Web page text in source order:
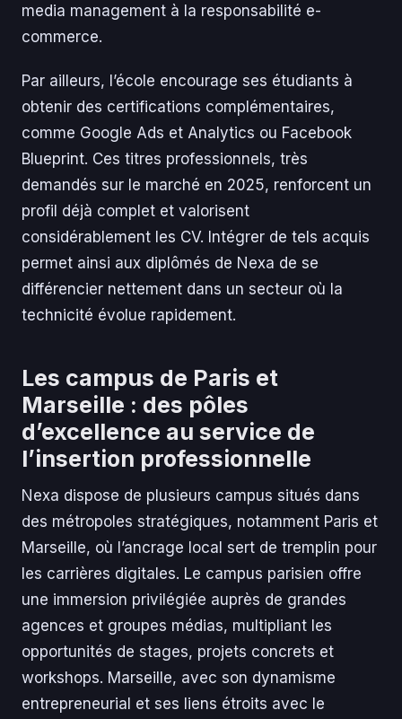
media management à la responsabilité e-
commerce.
Par ailleurs, l’école encourage ses étudiants à
obtenir des certifications complémentaires,
comme Google Ads et Analytics ou Facebook
Blueprint. Ces titres professionnels, très
demandés sur le marché en 2025, renforcent un
profil déjà complet et valorisent
considérablement les CV. Intégrer de tels acquis
permet ainsi aux diplômés de Nexa de se
différencier nettement dans un secteur où la
technicité évolue rapidement.
Les campus de Paris et
Marseille : des pôles
d’excellence au service de
l’insertion professionnelle
Nexa dispose de plusieurs campus situés dans
des métropoles stratégiques, notamment Paris et
Marseille, où l’ancrage local sert de tremplin pour
les carrières digitales. Le campus parisien offre
une immersion privilégiée auprès de grandes
agences et groupes médias, multipliant les
opportunités de stages, projets concrets et
workshops. Marseille, avec son dynamisme
entrepreneurial et ses liens étroits avec le